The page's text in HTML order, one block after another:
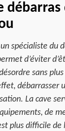
débarras
spécialiste du
d’éviter
sans
débarrasser
La cave
de
plus difficile de